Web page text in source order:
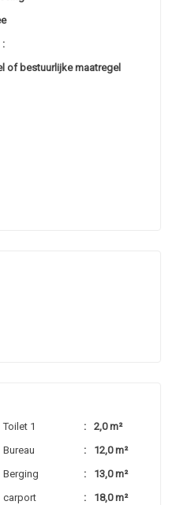
:
of bestuurlijke maatregel
Toilet 1 :
2,0 m²
Bureau :
12,0 m²
Berging :
13,0 m²
carport :
18,0 m²